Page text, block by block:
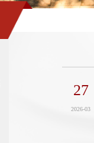
27
2026-03